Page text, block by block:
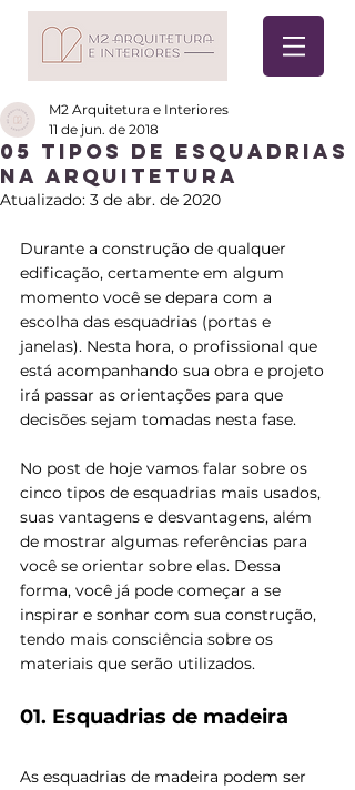
05 tipos de esquadrias
na Arquitetura
M2 Arquitetura e Interiores
11 de jun. de 2018
Atualizado: 3 de abr. de 2020
Durante a construção de qualquer
edificação, certamente em algum
momento você se depara com a
escolha das esquadrias (portas e
janelas). Nesta hora, o profissional que
está acompanhando sua obra e projeto
irá passar as orientações para que
decisões sejam tomadas nesta fase.
No post de hoje vamos falar sobre os
cinco tipos de esquadrias mais usados,
suas vantagens e desvantagens, além
de mostrar algumas referências para
você se orientar sobre elas. Dessa
forma, você já pode começar a se
inspirar e sonhar com sua construção,
tendo mais consciência sobre os
materiais que serão utilizados.
01. Esquadrias de madeira
As esquadrias de madeira podem ser